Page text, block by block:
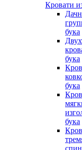
Кровати
бука
бука
бука
бука